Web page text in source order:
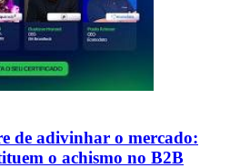
de adivinhar o mercado:
o achismo no B2B